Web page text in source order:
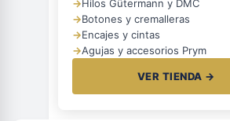
→Hilos Gütermann y DMC
→Botones y cremalleras
→Encajes y cintas
→Agujas y accesorios Prym
VER TIENDA →